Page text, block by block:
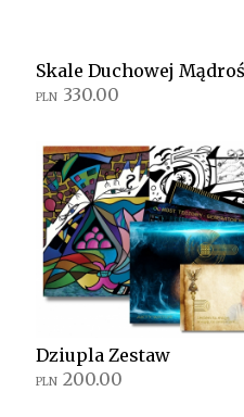
Skale Duchowej
PLN 330.00
Dziupla Zestaw
PLN 200.00